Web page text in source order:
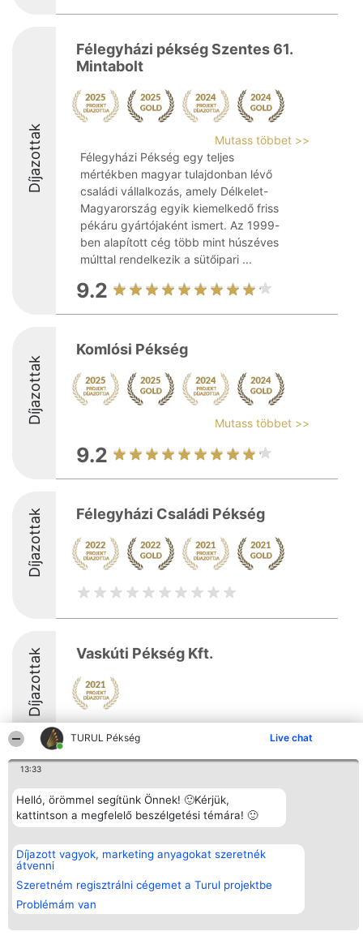
TURUL Pékség Live chat
13:33
Helló, örömmel segítünk Önnek! 🙂Kérjük,
kattintson a megfelelő beszélgetési témára! 🙂
Díjazott vagyok, marketing anyagokat szeretnék
átvenni
Szeretném regisztrálni cégemet a Turul projektbe
Problémám van
Díjazottak
Félegyházi pékség Szentes 61.
Mintabolt
Mutass többet >>
Félegyházi Pékség egy teljes
mértékben magyar tulajdonban lévő
családi vállalkozás, amely Délkelet-
Magyarország egyik kiemelkedő friss
pékáru gyártójaként ismert. Az 1999-
ben alapított cég több mint húszéves
múlttal rendelkezik a sütőipari ...
9.2
Díjazottak
Komlósi Pékség
Mutass többet >>
9.2
Díjazottak Félegyházi Családi Pékség
Díjazottak Vaskúti Pékség Kft.
Rangsorszervező
SC Beautiful Company S.R.L.
Bulevardul Aleea Timișul De
Sus Nr. 2, Bl. A30, Sc. A, Et.
Bukarest 53-238
Adószám 36737675
Népszavazás
Nyertesek
Az összes
díjazottak
Szabályok
Státusz
Prywatności
Elérhetőség